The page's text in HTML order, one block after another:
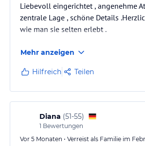
Liebevoll eingerichtet , angenehme
zentrale Lage , schöne Details
wie man sie selten erlebt .
Mehr anzeigen
Hilfreich Teilen
Diana (51-55)
1 Bewertungen
Vor 5 Monaten • Verreist als Familie im